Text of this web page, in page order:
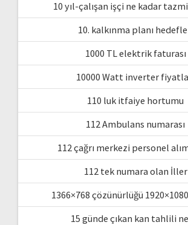
10 yıl-çalışan işçi ne kadar
10. kalkınma planı
1000 TL elektrik faturası
10000 Watt inverter
110 luk itfaiye hortumu
112 Ambulans numarası
112 çağrı merkezi personel
112 tek numara olan İller
1366×768 çözünürlüğü
15 günde çıkan kan tahlili